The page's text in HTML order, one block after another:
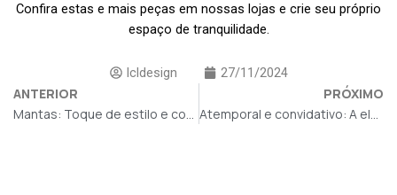
Confira estas e mais peças em nossas lojas e crie seu próprio
espaço de tranquilidade.
lcldesign 27/11/2024
ANTERIOR
PRÓXIMO